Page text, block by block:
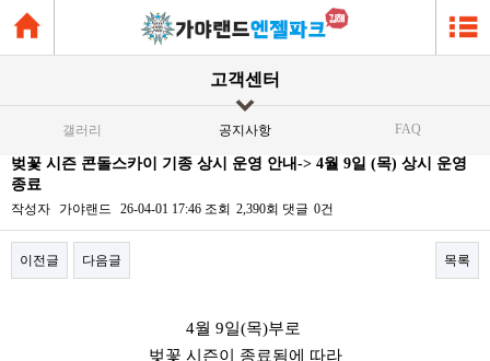
고객센터
갤러리 공지사항 FAQ
벚꽃 시즌 콘돌스카이 기종 상시 운영 안내-> 4월 9일 (목) 상시 운영
종료
작성자 가야랜드 26-04-01 17:46 조회 2,390회 댓글 0건
이전글 다음글 목록
4월 9일(목)부로
벚꽃 시즌이 종료됨에 따라